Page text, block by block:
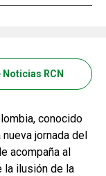
RCN
conocido
nueva jornada del
acompaña al
la ilusión de la